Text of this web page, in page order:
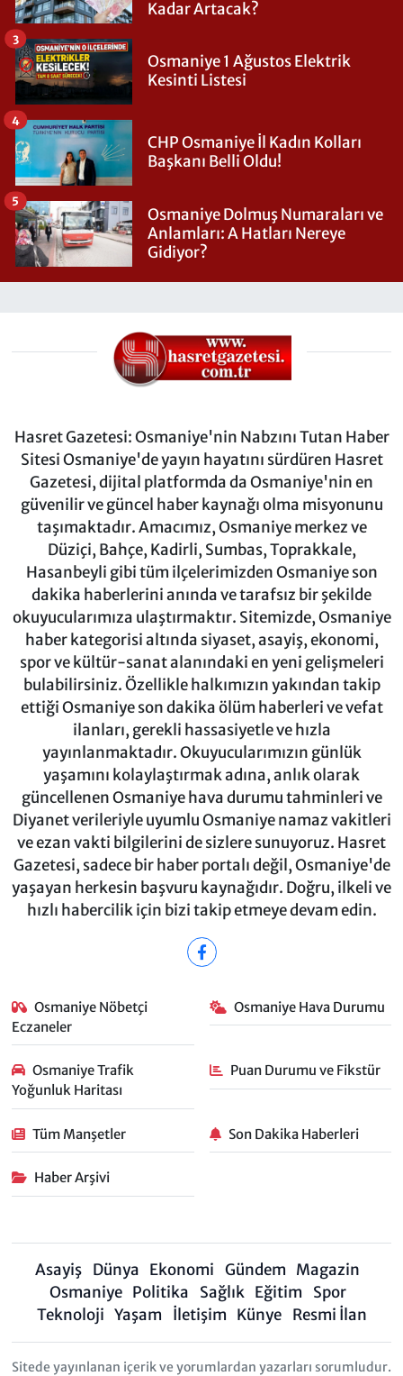
Kadar Artacak?
Osmaniye 1 Ağustos Elektrik
Kesinti Listesi
3
CHP Osmaniye İl Kadın Kolları
Başkanı Belli Oldu!
4
Osmaniye Dolmuş Numaraları ve
Anlamları: A Hatları Nereye
Gidiyor?
5
Hasret Gazetesi: Osmaniye'nin Nabzını Tutan Haber
Sitesi Osmaniye'de yayın hayatını sürdüren Hasret
Gazetesi, dijital platformda da Osmaniye'nin en
güvenilir ve güncel haber kaynağı olma misyonunu
taşımaktadır. Amacımız, Osmaniye merkez ve
Düziçi, Bahçe, Kadirli, Sumbas, Toprakkale,
Hasanbeyli gibi tüm ilçelerimizden Osmaniye son
dakika haberlerini anında ve tarafsız bir şekilde
okuyucularımıza ulaştırmaktır. Sitemizde, Osmaniye
haber kategorisi altında siyaset, asayiş, ekonomi,
spor ve kültür-sanat alanındaki en yeni gelişmeleri
bulabilirsiniz. Özellikle halkımızın yakından takip
ettiği Osmaniye son dakika ölüm haberleri ve vefat
ilanları, gerekli hassasiyetle ve hızla
yayınlanmaktadır. Okuyucularımızın günlük
yaşamını kolaylaştırmak adına, anlık olarak
güncellenen Osmaniye hava durumu tahminleri ve
Diyanet verileriyle uyumlu Osmaniye namaz vakitleri
ve ezan vakti bilgilerini de sizlere sunuyoruz. Hasret
Gazetesi, sadece bir haber portalı değil, Osmaniye'de
yaşayan herkesin başvuru kaynağıdır. Doğru, ilkeli ve
hızlı habercilik için bizi takip etmeye devam edin.
Osmaniye Nöbetçi
Eczaneler
Osmaniye Hava Durumu
Osmaniye Trafik
Yoğunluk Haritası
Puan Durumu ve Fikstür
Tüm Manşetler Son Dakika Haberleri
Haber Arşivi
Asayiş Dünya Ekonomi Gündem Magazin
Osmaniye Politika Sağlık Eğitim
Spor
Teknoloji Yaşam İletişim Künye Resmi İlan
Sitede yayınlanan içerik ve yorumlardan yazarları sorumludur.